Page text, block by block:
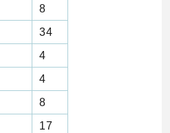
8
34
4
4
8
17